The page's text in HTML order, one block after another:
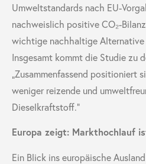
Umweltstandards nach EU-
nachweislich positive CO₂-
wichtige nachhaltige Alternative
Insgesamt kommt die Studie zu
„Zusammenfassend positioniert
weniger reizende und
Dieselkraftstoff.“
Europa zeigt: Markthochlauf
Ein Blick ins europäische